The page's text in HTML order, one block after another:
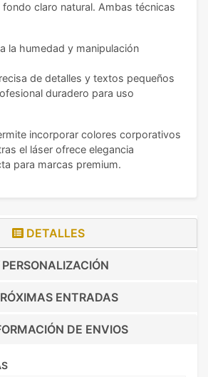
claro natural. Ambas técnicas
la humedad y manipulación
de detalles y textos pequeños
duradero para uso
incorporar colores corporativos
el láser ofrece elegancia
para marcas premium.
DETALLES
PERSONALIZACIÓN
ENTRADAS
DE ENVIOS